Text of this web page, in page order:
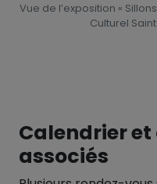
Vue de l’exposition «
Culturel
Calendrier
associés